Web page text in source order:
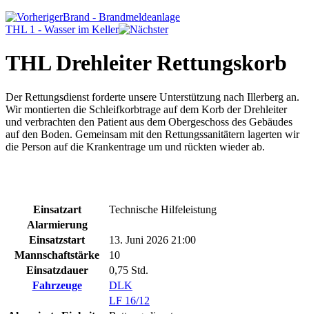
Brand - Brandmeldeanlage
THL 1 - Wasser im Keller
THL Drehleiter Rettungskorb
Der Rettungsdienst forderte unsere Unterstützung nach Illerberg an.
Wir montierten die Schleifkorbtrage auf dem Korb der Drehleiter
und verbrachten den Patient aus dem Obergeschoss des Gebäudes
auf den Boden. Gemeinsam mit den Rettungssanitätern lagerten wir
die Person auf die Krankentrage um und rückten wieder ab.
Einsatzart
Technische Hilfeleistung
Alarmierung
Einsatzstart
13. Juni 2026 21:00
Mannschaftstärke
10
Einsatzdauer
0,75 Std.
Fahrzeuge
DLK
LF 16/12